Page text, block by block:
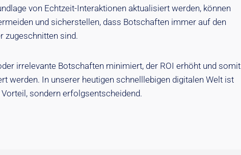
von Echtzeit-Interaktionen aktualisiert werden, können
und sicherstellen, dass Botschaften immer auf den
zugeschnitten sind.
irrelevante Botschaften minimiert, der ROI erhöht und somit
werden. In unserer heutigen schnelllebigen digitalen Welt ist
sondern erfolgsentscheidend.